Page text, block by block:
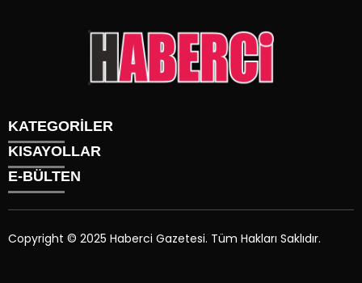
KATEGORİLER
Gündem
Siyaset
Sağlık
KISAYOLLAR
Künye
Üyelik
İletişim
E-BÜLTEN
Copyright © 2025 Haberci Gazetesi. Tüm Hakları Saklıdır.